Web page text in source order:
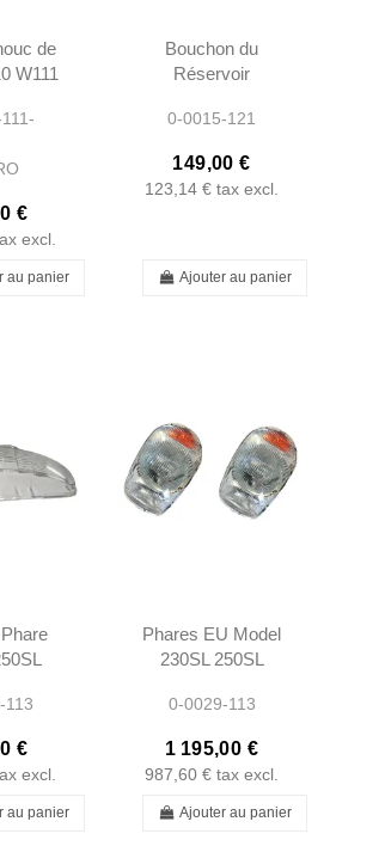
de
W111
-
€
excl.
au panier
Bouchon du
Réservoir
W111 W113
0004712030
A0004712030
0-0015-121
149,00 €
123,14 € tax excl.
Ajouter au panier
113
€
excl.
au panier
Phares EU Model
230SL 250SL
1138200461
0-0029-113
1 195,00 €
987,60 € tax excl.
Ajouter au panier